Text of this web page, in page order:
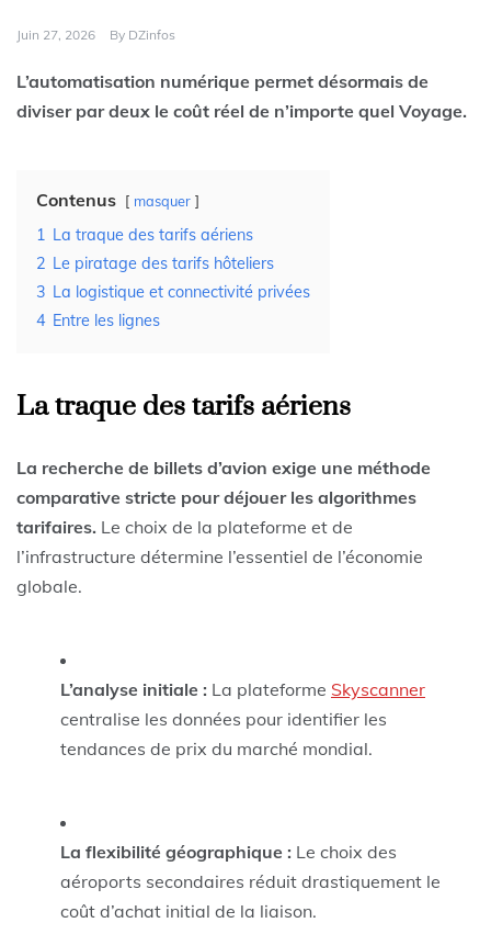
Juin 27, 2026 By DZinfos
L’automatisation numérique permet désormais de
diviser par deux le coût réel de n’importe quel Voyage.
Contenus masquer
1 La traque des tarifs aériens
2 Le piratage des tarifs hôteliers
3 La logistique et connectivité privées
4 Entre les lignes
La traque des tarifs aériens
La recherche de billets d’avion exige une méthode
comparative stricte pour déjouer les algorithmes
tarifaires. Le choix de la plateforme et de
l’infrastructure détermine l’essentiel de l’économie
globale.
L’analyse initiale : La plateforme Skyscanner
centralise les données pour identifier les
tendances de prix du marché mondial.
La flexibilité géographique : Le choix des
aéroports secondaires réduit drastiquement le
coût d’achat initial de la liaison.